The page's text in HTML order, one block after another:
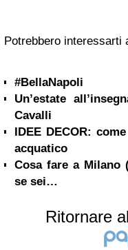
Potrebbero interessarti
#BellaNapoli
Un’estate
Cavalli
IDEE DECOR:
acquatico
Cosa fare a Milano
se sei…
Ritornare